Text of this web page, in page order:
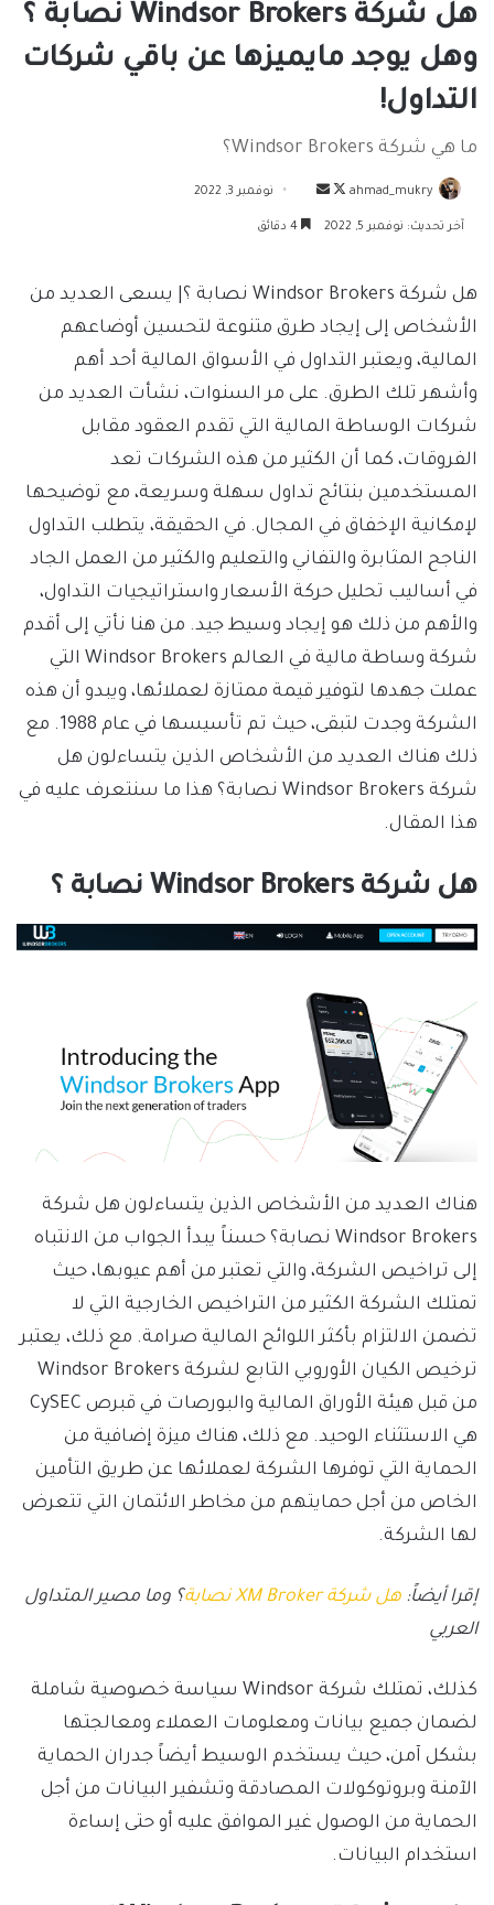
هل شركة Windsor Brokers نصابة ؟
وهل يوجد مايميزها عن باقي شركات
التداول!
ما هي شركة Windsor Brokers؟
ahmad_mukry
تابع
على
أرسل
بريدا
نوفمبر 3, 2022
آخر تحديث: نوفمبر 5, 2022
هل شركة Windsor Brokers نصابة ؟| يسعى العديد من
الأشخاص إلى إيجاد طرق متنوعة لتحسين أوضاعهم
المالية، ويعتبر التداول في الأسواق المالية أحد أهم
وأشهر تلك الطرق. على مر السنوات، نشأت العديد من
شركات الوساطة المالية التي تقدم العقود مقابل
الفروقات، كما أن الكثير من هذه الشركات تعد
المستخدمين بنتائج تداول سهلة وسريعة، مع توضيحها
لإمكانية الإخفاق في المجال. في الحقيقة، يتطلب التداول
الناجح المثابرة والتفاني والتعليم والكثير من العمل الجاد
في أساليب تحليل حركة الأسعار واستراتيجيات التداول،
والأهم من ذلك هو إيجاد وسيط جيد. من هنا نأتي إلى أقدم
شركة وساطة مالية في العالم Windsor Brokers التي
عملت جهدها لتوفير قيمة ممتازة لعملائها، ويبدو أن هذه
الشركة وجدت لتبقى، حيث تم تأسيسها في عام 1988. مع
ذلك هناك العديد من الأشخاص الذين يتساءلون هل
شركة Windsor Brokers نصابة؟ هذا ما سنتعرف عليه في
هذا المقال.
هل شركة Windsor Brokers نصابة ؟
هناك العديد من الأشخاص الذين يتساءلون هل شركة
Windsor Brokers نصابة؟ حسناً يبدأ الجواب من الانتباه
إلى تراخيص الشركة، والتي تعتبر من أهم عيوبها، حيث
تمتلك الشركة الكثير من التراخيص الخارجية التي لا
تضمن الالتزام بأكثر اللوائح المالية صرامة. مع ذلك، يعتبر
ترخيص الكيان الأوروبي التابع لشركة Windsor Brokers
من قبل هيئة الأوراق المالية والبورصات في قبرص CySEC
هي الاستثناء الوحيد. مع ذلك، هناك ميزة إضافية من
الحماية التي توفرها الشركة لعملائها عن طريق التأمين
الخاص من أجل حمايتهم من مخاطر الائتمان التي تتعرض
لها الشركة.
إقرا أيضاً: هل شركة XM Broker نصابة
؟ وما مصير المتداول
العربي
كذلك، تمتلك شركة Windsor سياسة خصوصية شاملة
لضمان جميع بيانات ومعلومات العملاء ومعالجتها
بشكل آمن، حيث يستخدم الوسيط أيضاً جدران الحماية
الآمنة وبروتوكولات المصادقة وتشفير البيانات من أجل
الحماية من الوصول غير الموافق عليه أو حتى إساءة
استخدام البيانات.